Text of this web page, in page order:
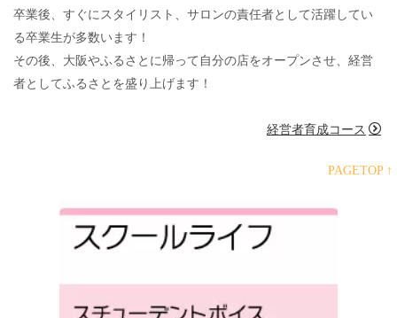
卒業後、すぐにスタイリスト、サロンの責任者として活躍してい
る卒業生が多数います！
その後、大阪やふるさとに帰って自分の店をオープンさせ、経営
者としてふるさとを盛り上げます！
経営者育成コース
PAGETOP ↑